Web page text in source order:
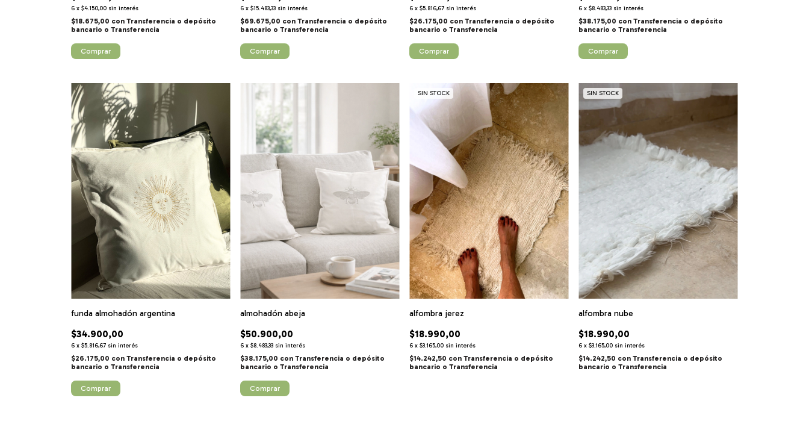
6 x $4.150,00 sin interés
$18.675,00 con Transferencia o depósito
bancario
Comprar
6 x $15.483,33 sin interés
$69.675,00 con Transferencia o depósito
bancario
Comprar
6 x $5.816,67 sin interés
$26.175,00 con Transferencia o depósito
bancario
Comprar
6 x $8.483,33 sin interés
$38.175,00 con Transferencia o depósito
bancario
Comprar
funda almohadón argentina
$34.900,00
6 x $5.816,67 sin interés
$26.175,00 con Transferencia o depósito
bancario
Comprar
almohadón abeja
$50.900,00
6 x $8.483,33 sin interés
$38.175,00 con Transferencia o depósito
bancario
Comprar
SIN STOCK
alfombra jerez
$18.990,00
6 x $3.165,00 sin interés
$14.242,50 con Transferencia o depósito
bancario
SIN STOCK
alfombra nube
$18.990,00
6 x $3.165,00 sin interés
$14.242,50 con Transferencia o depósito
bancario